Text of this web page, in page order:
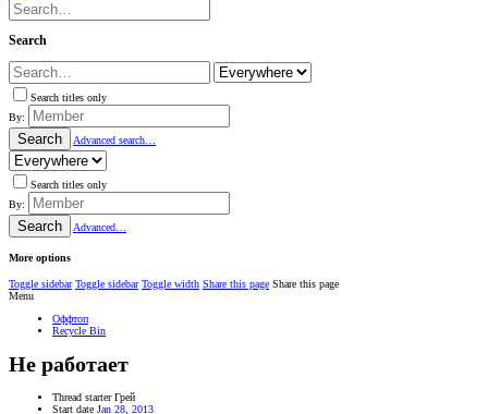
Search
Search titles only
By:
Search Advanced search…
Search titles only
By:
Search Advanced…
More options
Toggle sidebar Toggle sidebar Toggle width Share this page Share this page
Menu
Оффтоп
Recycle Bin
Не работает
Thread starter Грей
Start date Jan 28, 2013